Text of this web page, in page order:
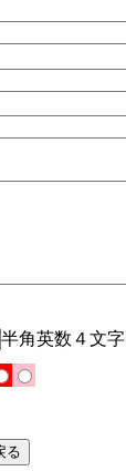
半角英数４文